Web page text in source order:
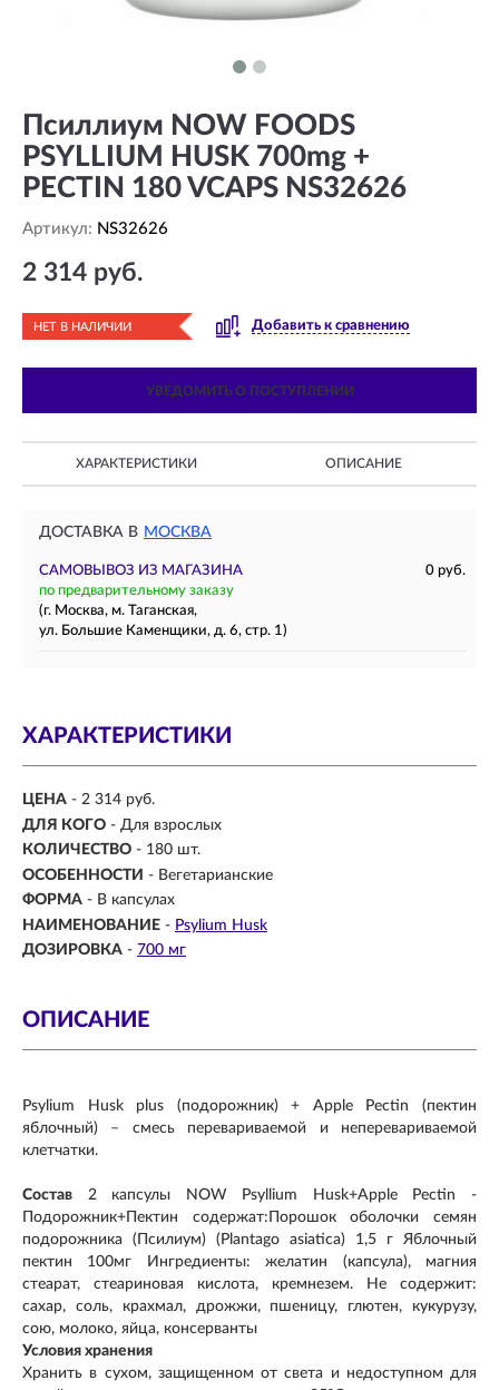
Псиллиум NOW FOODS
PSYLLIUM HUSK 700mg +
PECTIN 180 VCAPS NS32626
Артикул: NS32626
2 314 руб.
НЕТ В НАЛИЧИИ Добавить к сравнению
УВЕДОМИТЬ О ПОСТУПЛЕНИИ
ХАРАКТЕРИСТИКИ ОПИСАНИЕ
ДОСТАВКА В МОСКВА
САМОВЫВОЗ ИЗ МАГАЗИНА
0 руб.
по предварительному заказу
(г. Москва, м. Таганская,
ул. Большие Каменщики, д. 6, стр. 1)
ХАРАКТЕРИСТИКИ
ЦЕНА - 2 314 руб.
ДЛЯ КОГО - Для взрослых
КОЛИЧЕСТВО - 180 шт.
ОСОБЕННОСТИ - Вегетарианские
ФОРМА - В капсулах
НАИМЕНОВАНИЕ - Psylium Husk
ДОЗИРОВКА - 700 мг
ОПИСАНИЕ
Psylium Husk plus (подорожник) + Apple Pectin (пектин
яблочный) – cмесь перевариваемой и неперевариваемой
клетчатки.
Состав 2 капсулы NOW Psyllium Husk+Apple Pectin -
Подорожник+Пектин содержат:Порошок оболочки семян
подорожника (Псилиум) (Plantago asiatica) 1,5 г Яблочный
пектин 100мг Ингредиенты: желатин (капсула), магния
стеарат, стеариновая кислота, кремнезем. Не содержит:
сахар, соль, крахмал, дрожжи, пшеницу, глютен, кукурузу,
сою, молоко, яйца, консерванты
Условия хранения
Хранить в сухом, защищенном от света и недоступном для